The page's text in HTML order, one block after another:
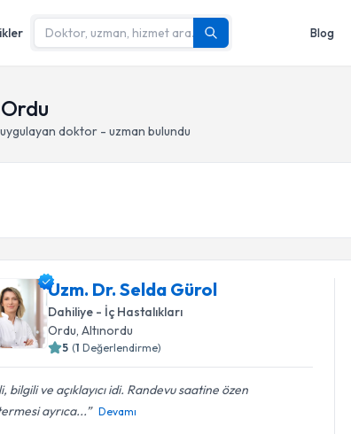
Blog
uygulayan doktor - uzman bulundu
Uzm. Dr. Selda Gürol
Dahiliye - İç Hastalıkları
Ordu, Altınordu
5 (1 Değerlendirme)
bilgili ve açıklayıcı idi. Randevu saatine özen
ayrıca...
Devamı